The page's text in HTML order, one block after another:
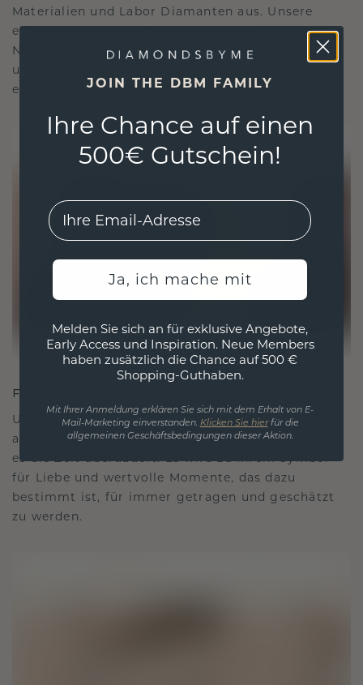
Materialien und Labor Diamanten aus. Unsere
erfahrenen Goldschmiede verbinden
Nachhaltigkeit mit beispielloser Handwerkskunst
und stellen so sicher, dass Ihr Schmuck ebenso
ethisch wie exquisit ist.
FÜR VERBINDUNGEN GESCHAFFEN
Unsere Designphilosophie ist auf Verbindung
ausgelegt, wobei jedes Stück so gestaltet ist, dass
es die Zeit überdauert. Es wird zu Ihrem Symbol
für Liebe und wertvolle Momente, das dazu
bestimmt ist, für immer getragen und geschätzt
zu werden.
JOIN THE DBM FAMILY
Ihre Chance auf einen
500€ Gutschein!
EMail
Ja, ich mache mit
Melden Sie sich an für exklusive Angebote,
Early Access und Inspiration. Neue Members
haben zusätzlich die Chance auf 500 €
Shopping-Guthaben.
Mit Ihrer Anmeldung erklären Sie sich mit dem Erhalt von E-
Mail-Marketing einverstanden. Klicken Sie hierfür die
allgemeinen Geschäftsbedingungen dieser Aktion.